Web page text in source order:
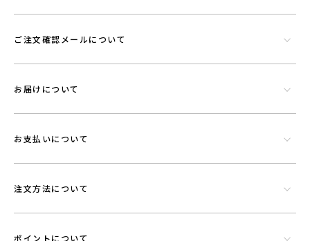
ご注文確認メールについて
お届けについて
お支払いについて
注文方法について
ポイントについて